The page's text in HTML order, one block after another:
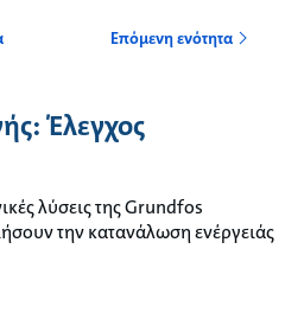
Επόμενη ενότητα
Έλεγχος
λύσεις της Grundfos
την κατανάλωση ενέργειάς